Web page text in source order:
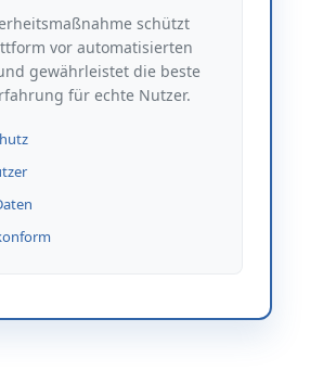
schützt
vor automatisierten
gewährleistet die beste
für echte Nutzer.